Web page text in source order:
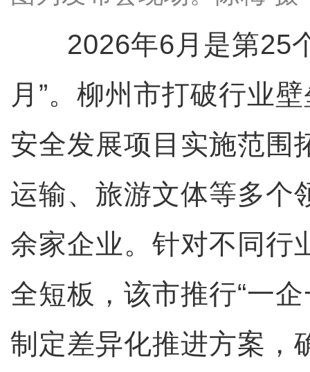
2026年6月是第25个
月”。柳州市打破行业
安全发展项目实施范围
运输、旅游文体等多个
余家企业。针对不同行
全短板，该市推行“一
制定差异化推进方案，